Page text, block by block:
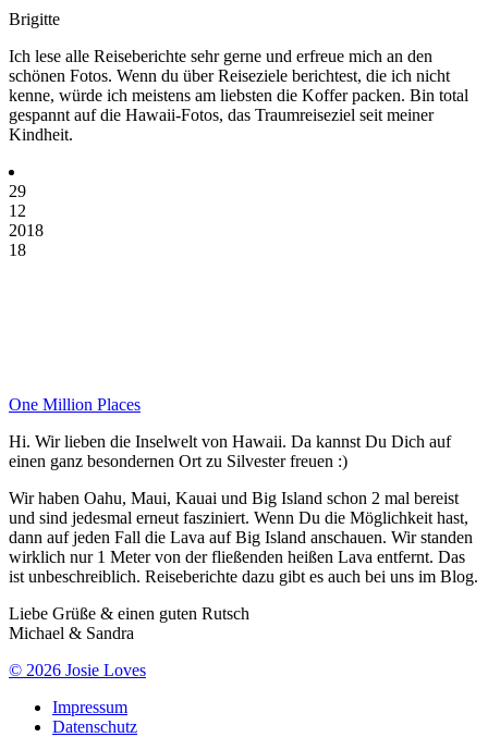
Brigitte
Ich lese alle Reiseberichte sehr gerne und erfreue mich an den
schönen Fotos. Wenn du über Reiseziele berichtest, die ich nicht
kenne, würde ich meistens am liebsten die Koffer packen. Bin total
gespannt auf die Hawaii-Fotos, das Traumreiseziel seit meiner
Kindheit.
29
12
2018
18
One Million Places
Hi. Wir lieben die Inselwelt von Hawaii. Da kannst Du Dich auf
einen ganz besondernen Ort zu Silvester freuen :)
Wir haben Oahu, Maui, Kauai und Big Island schon 2 mal bereist
und sind jedesmal erneut fasziniert. Wenn Du die Möglichkeit hast,
dann auf jeden Fall die Lava auf Big Island anschauen. Wir standen
wirklich nur 1 Meter von der fließenden heißen Lava entfernt. Das
ist unbeschreiblich. Reiseberichte dazu gibt es auch bei uns im Blog.
Liebe Grüße & einen guten Rutsch
Michael & Sandra
© 2026 Josie Loves
Impressum
Datenschutz